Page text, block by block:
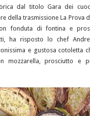
dal titolo Gara dei
della trasmissione La Prova
fonduta di fontina e
ha risposto lo chef
e gustosa cotoletta
mozzarella, prosciutto e